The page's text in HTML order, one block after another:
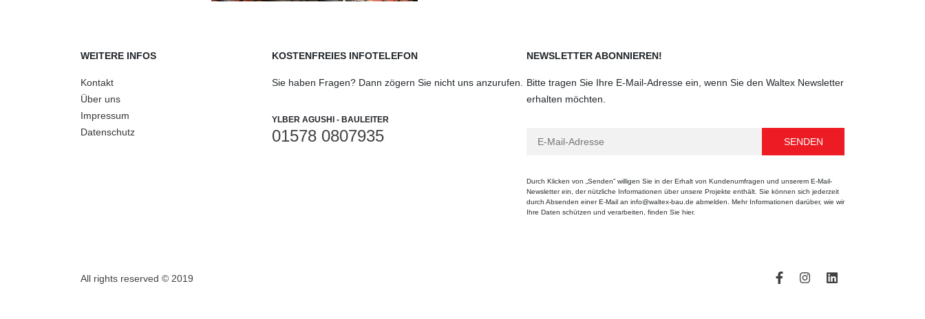
WEITERE INFOS
Kontakt
Über uns
Impressum
Datenschutz
KOSTENFREIES INFOTELEFON
Sie haben Fragen? Dann zögern Sie nicht uns anzurufen.
YLBER AGUSHI - BAULEITER
01578 0807935
NEWSLETTER ABONNIEREN!
Bitte tragen Sie Ihre E-Mail-Adresse ein, wenn Sie den Waltex Newsletter
erhalten möchten.
Durch Klicken von „Senden” willigen Sie in der Erhalt von Kundenumfragen und unserem E-Mail-
Newsletter ein, der nützliche Informationen über unsere Projekte enthält. Sie können sich jederzeit
durch Absenden einer E-Mail an info@waltex-bau.de abmelden. Mehr Informationen darüber, wie wir
Ihre Daten schützen und verarbeiten, finden Sie hier.
All rights reserved © 2019